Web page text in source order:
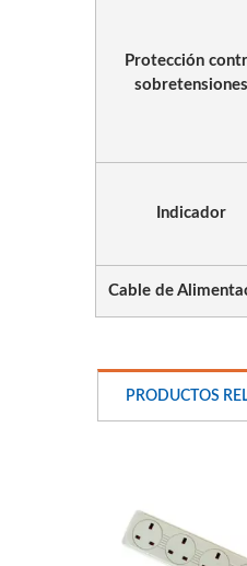
Protección
sobretensiones
Indicador
Cable de
PRODUCTOS